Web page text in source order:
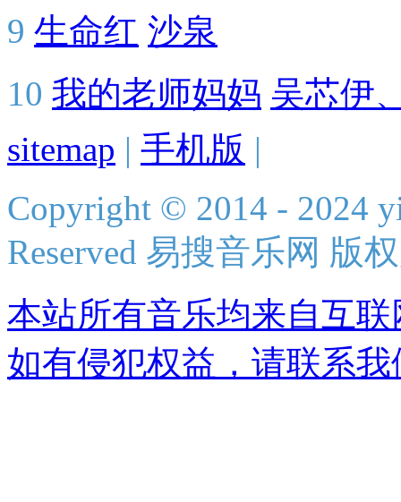
9 生命红 沙泉
10 我的老师妈妈 吴芯伊
sitemap | 手机版 |
Copyright © 2014 - 2024
Reserved 易搜音乐网 版
本站所有音乐均来自互
如有侵犯权益，请联系